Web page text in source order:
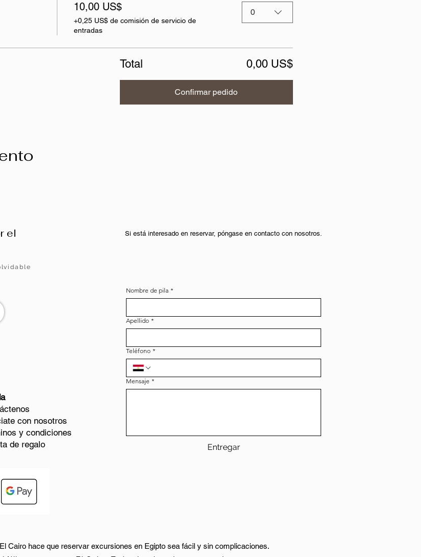
10,00 US$
+0,25 US$ de comisión de servicio de
entradas
0
Total 0,00 US$
Confirmar pedido
el
con nosotros
y condiciones
de regalo
Si está interesado en reservar, póngase en contacto con nosotros.
Nombre de pila *
Apellido *
Teléfono *
Mensaje *
Entregar
Cairo hace que reservar excursiones en Egipto sea fácil y sin complicaciones.